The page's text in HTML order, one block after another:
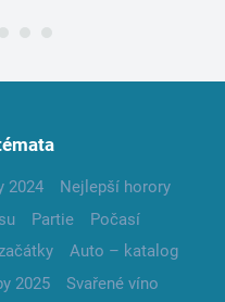
2024
Nejlepší horory
Partie
Počasí
Auto – katalog
2025
Svařené víno